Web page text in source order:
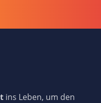
ins Leben, um den